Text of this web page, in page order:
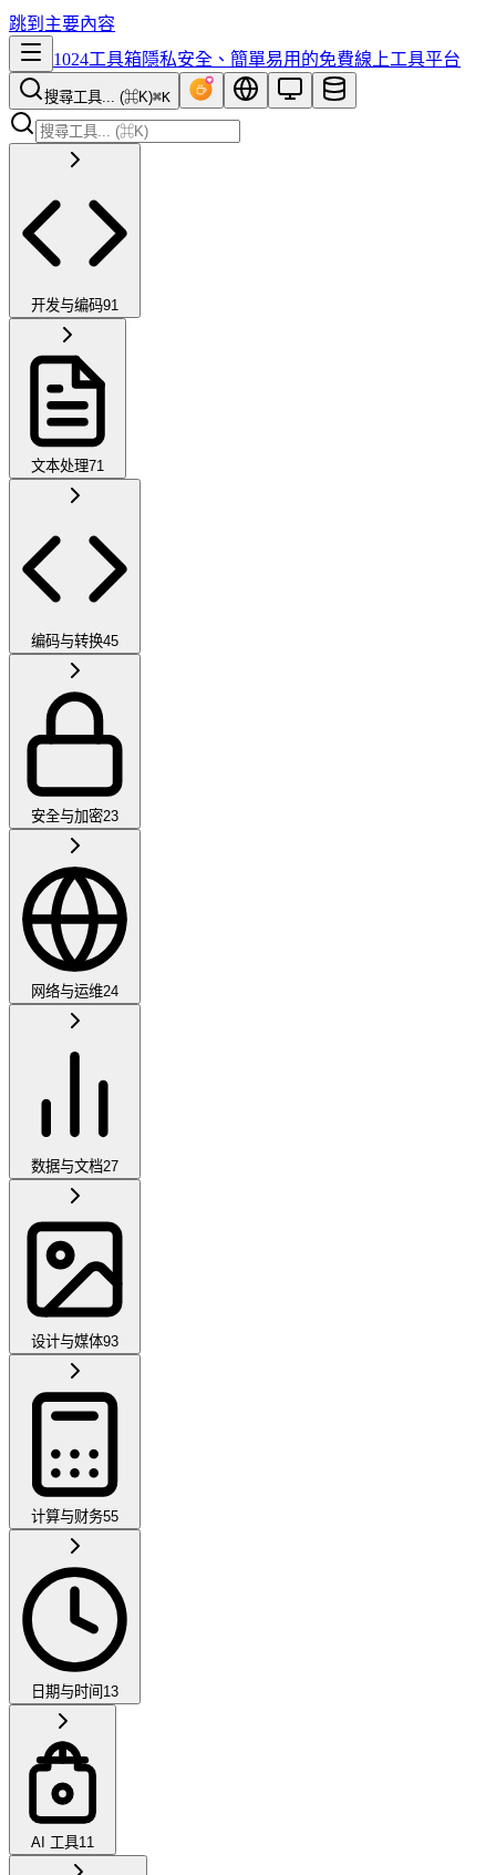
跳到主要內容
1024工具箱隱私安全、簡單易用的免費線上工具平台
搜尋工具... (⌘K)⌘K
开发与编码91
文本处理71
编码与转换45
安全与加密23
网络与运维24
数据与文档27
设计与媒体93
计算与财务55
日期与时间 13
AI 工具11